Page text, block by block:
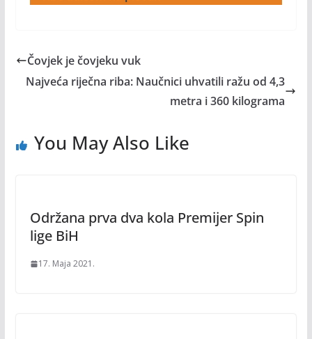
Čovjek je čovjeku vuk
Najveća riječna riba: Naučnici uhvatili ražu od 4,3
metra i 360 kilograma
You May Also Like
Održana prva dva kola Premijer Spin
lige BiH
17. Maja 2021.